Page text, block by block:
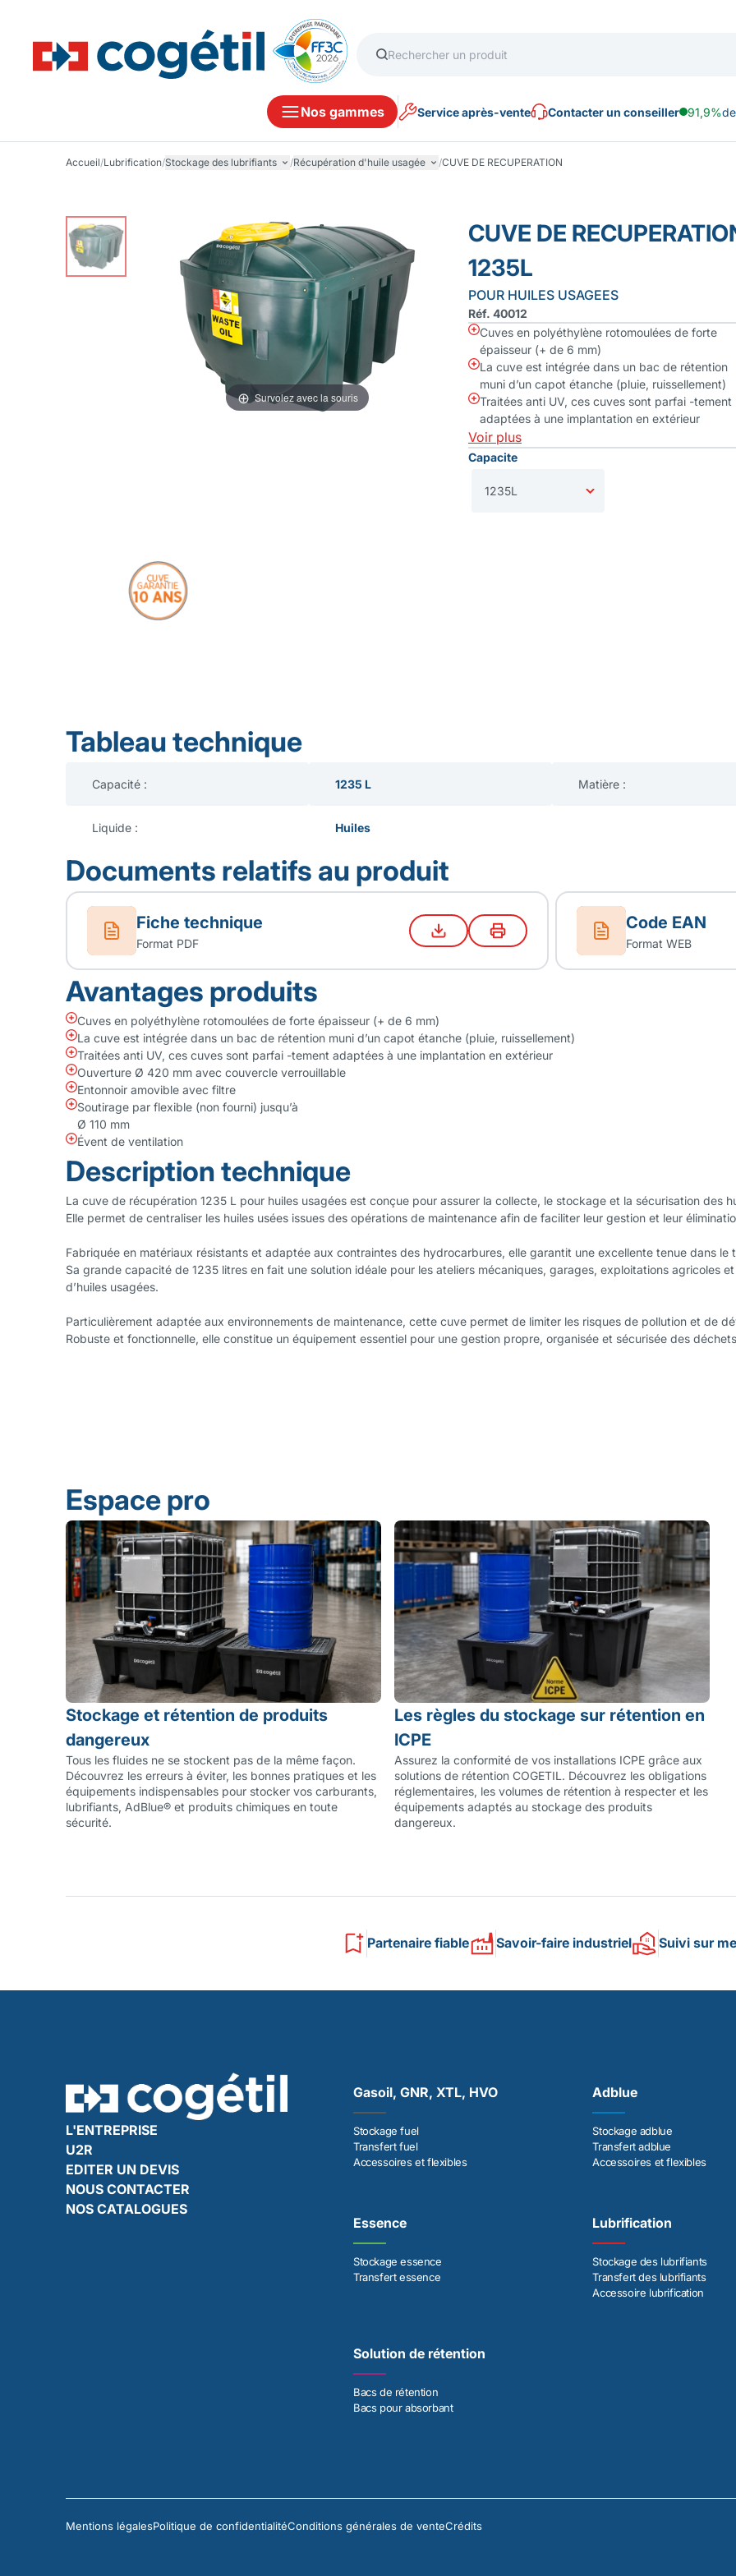
Nos gammes Service après-vente Contacter un conseiller 91,9%
Accueil/Lubrification/Stockage des lubrifiants /Récupération d'huile usagée /CUVE DE RECUPERATION
Survolez avec la souris
CUVE DE
1235L
POUR HUILES USAGEES
Réf. 40012
Cuves en polyéthylène rotomoulées de forte
épaisseur (+ de 6 mm)
La cuve est intégrée dans un bac de rétention
muni d’un capot étanche (pluie, ruissellement)
Traitées anti UV, ces cuves sont parfai -tement
adaptées à une implantation en extérieur
Voir plus
Capacite
Tableau technique
Capacité : 1235 L Matière :
Liquide : Huiles
Documents relatifs au produit
Fiche technique
Format PDF
Code EAN
Format WEB
Avantages produits
Cuves en polyéthylène rotomoulées de forte épaisseur (+ de 6 mm)
La cuve est intégrée dans un bac de rétention muni d’un capot étanche (pluie, ruissellement)
Traitées anti UV, ces cuves sont parfai -tement adaptées à une implantation en extérieur
Ouverture Ø 420 mm avec couvercle verrouillable
Entonnoir amovible avec filtre
Soutirage par flexible (non fourni) jusqu’à
Ø 110 mm
Évent de ventilation
Description technique
La cuve de récupération 1235 L pour huiles usagées est conçue pour assurer la collecte, le stockage et la sécurisation des
Elle permet de centraliser les huiles usées issues des opérations de maintenance afin de faciliter leur gestion et leur
Fabriquée en matériaux résistants et adaptée aux contraintes des hydrocarbures, elle garantit une excellente tenue dans le
Sa grande capacité de 1235 litres en fait une solution idéale pour les ateliers mécaniques, garages, exploitations agricoles
d’huiles usagées.
Particulièrement adaptée aux environnements de maintenance, cette cuve permet de limiter les risques de pollution et de
Robuste et fonctionnelle, elle constitue un équipement essentiel pour une gestion propre, organisée et sécurisée des
Espace pro
Stockage et rétention de produits
dangereux
Tous les fluides ne se stockent pas de la même façon.
Découvrez les erreurs à éviter, les bonnes pratiques et les
équipements indispensables pour stocker vos carburants,
lubrifiants, AdBlue® et produits chimiques en toute
sécurité.
Les règles du stockage sur rétention en
ICPE
Assurez la conformité de vos installations ICPE grâce aux
solutions de rétention COGETIL. Découvrez les obligations
réglementaires, les volumes de rétention à respecter et les
équipements adaptés au stockage des produits
dangereux.
Partenaire fiable Savoir-faire industriel Suivi sur
L'ENTREPRISE
U2R
EDITER UN DEVIS
NOUS CONTACTER
NOS CATALOGUES
Gasoil, GNR, XTL, HVO
Stockage fuel
Transfert fuel
Accessoires et flexibles
Adblue
Stockage adblue
Transfert adblue
Accessoires et flexibles
Essence
Stockage essence
Transfert essence
Lubrification
Stockage des lubrifiants
Transfert des lubrifiants
Accessoire lubrification
Solution de rétention
Bacs de rétention
Bacs pour absorbant
Mentions légalesPolitique de confidentialitéConditions générales de venteCrédits